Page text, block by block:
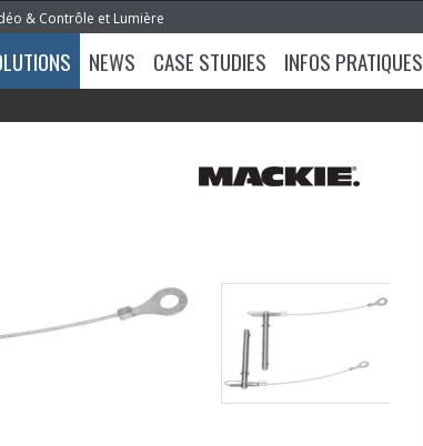
& Contrôle et Lumière
NEWS CASE STUDIES INFOS PRATIQUES